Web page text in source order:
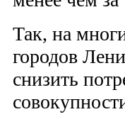
Так, на
городов
снизить